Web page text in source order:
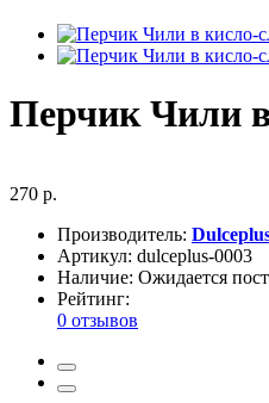
Перчик Чили в
270 р.
Производитель:
Артикул: dulceplus-0003
Наличие: Ожидается
Рейтинг:
0 отзывов